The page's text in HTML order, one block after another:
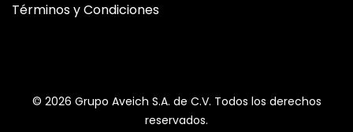
Términos y Condiciones
© 2026 Grupo Aveich S.A. de C.V. Todos los derechos
reservados.